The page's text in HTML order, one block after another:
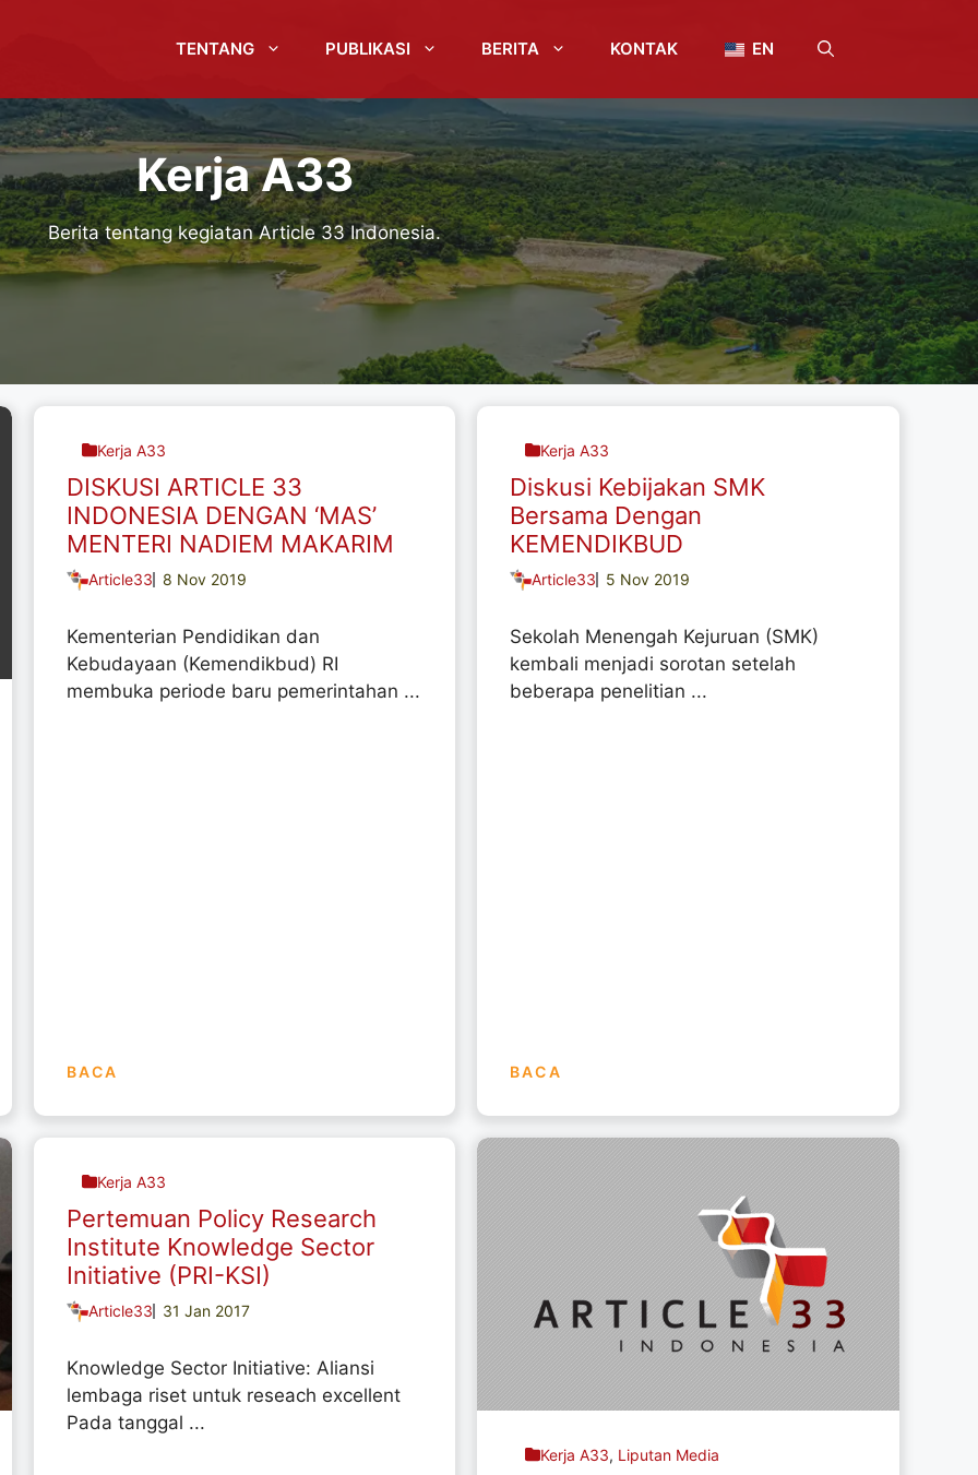
TENTANG PUBLIKASI BERITA KONTAK EN
Kerja A33
Berita tentang kegiatan Article 33 Indonesia.
Kerja A33
DISKUSI ARTICLE 33
INDONESIA DENGAN ‘MAS’
MENTERI NADIEM MAKARIM
Article33 8 Nov 2019
Kementerian Pendidikan dan
Kebudayaan (Kemendikbud) RI
membuka periode baru pemerintahan ...
BACA
Kerja A33
Diskusi Kebijakan SMK
Bersama Dengan
KEMENDIKBUD
Article33 5 Nov 2019
Sekolah Menengah Kejuruan (SMK)
kembali menjadi sorotan setelah
beberapa penelitian ...
BACA
Kerja A33
Pertemuan Policy Research
Institute Knowledge Sector
Initiative (PRI-KSI)
Article33 31 Jan 2017
Knowledge Sector Initiative: Aliansi
lembaga riset untuk reseach excellent
Pada tanggal ...
Kerja A33, Liputan Media